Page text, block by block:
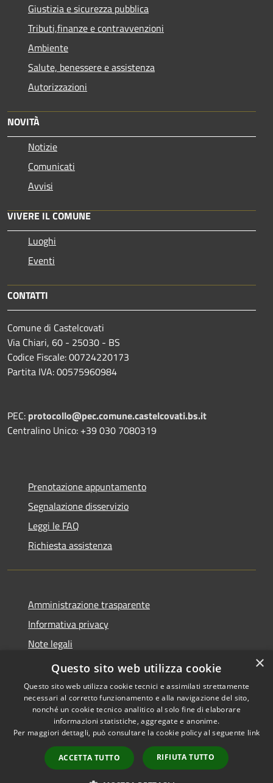
Giustizia e sicurezza pubblica
Tributi,finanze e contravvenzioni
Ambiente
Salute, benessere e assistenza
Autorizzazioni
NOVITÀ
Notizie
Comunicati
Avvisi
VIVERE IL COMUNE
Luoghi
Eventi
CONTATTI
Comune di Castelcovati
Via Chiari, 60 - 25030 - BS
Codice Fiscale: 00724220173
Partita IVA: 00575960984
PEC: protocollo@pec.comune.castelcovati.bs.it
Centralino Unico: +39 030 7080319
Prenotazione appuntamento
Segnalazione disservizio
Leggi le FAQ
Richiesta assistenza
Amministrazione trasparente
Informativa privacy
Note legali
Dichiarazione di accessibilità
Accessibilità
Copyright © 2026 • Comune di
Castelcovati • Powered by
Municipium•
Accesso
redazione
×
Questo sito web utilizza cookie
Questo sito web utilizza cookie tecnici e assimilati strettamente
necessari al corretto funzionamento e alla navigazione del sito,
nonché un cookie tecnico analitico al solo fine di elaborare
informazioni statistiche, aggregate e anonime.
Per maggiori dettagli, può consultare la cookie policy al seguente link
ACCETTA TUTTO RIFIUTA TUTTO